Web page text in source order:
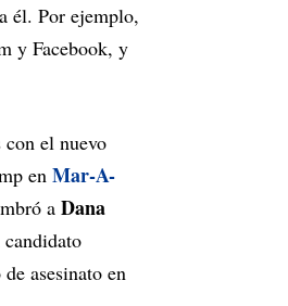
él. Por ejemplo,
y Facebook, y
con el nuevo
en Mar-A-
a Dana
asesinato en